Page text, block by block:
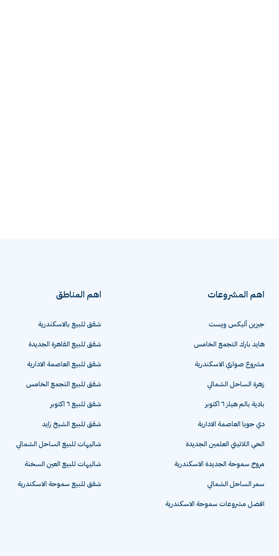
اهم المشروعات
جيزين أليكس ويست
هايد بارك التجمع الخامس
مشروع صواري الاسكندرية
زهرة الساحل الشمالي
بادية بالم هيلز ٦ اكتوبر
دي جويا العاصمة الادارية
الحي اللاتيني العلمين الجديدة
مروج سموحة الجديدة الاسكندرية
سمر الساحل الشمالي
افضل مشروعات سموحة الاسكندرية
اهم المناطق
شقق للبيع بالاسكندرية
شقق للبيع القاهرة الجديدة
شقق للبيع العاصمة الادارية
شقق للبيع التجمع الخامس
شقق للبيع ٦ اكتوبر
شقق للبيع الشيخ زايد
شاليهات للبيع الساحل الشمالي
شاليهات للبيع العين السخنة
شقق للبيع سموحة الاسكندرية